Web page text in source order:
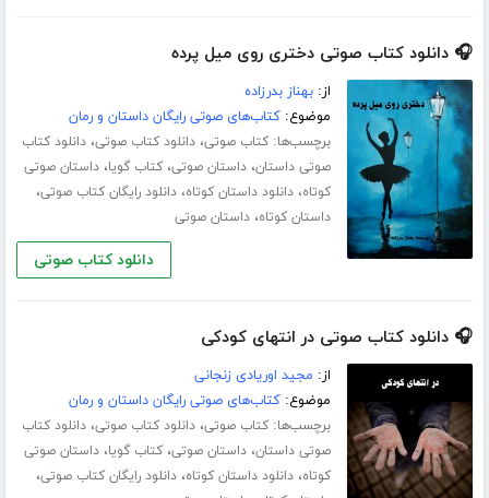
🎧 دانلود کتاب صوتی دختری روی میل پرده
از:بهناز بدرزاده
موضوع:کتاب‌های صوتی رایگان داستان و رمان
برچسب‌ها:کتاب صوتی،دانلود کتاب صوتی،دانلود کتاب
صوتی داستان،داستان صوتی،کتاب گویا،داستان صوتی
کوتاه،دانلود داستان کوتاه،دانلود رایگان کتاب صوتی،
داستان کوتاه،داستان صوتی
دانلود کتاب صوتی
🎧 دانلود کتاب صوتی در انتهای کودکی
از: مجید اوریادی زنجانی
موضوع:کتاب‌های صوتی رایگان داستان و رمان
برچسب‌ها:کتاب صوتی،دانلود کتاب صوتی،دانلود کتاب
صوتی داستان،داستان صوتی،کتاب گویا،داستان صوتی
کوتاه،دانلود داستان کوتاه،دانلود رایگان کتاب صوتی،